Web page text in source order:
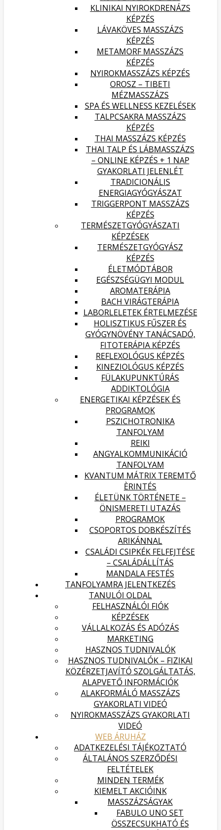
KLINIKAI NYIROKDRENÁZS
KÉPZÉS
LÁVAKÖVES MASSZÁZS
KÉPZÉS
METAMORF MASSZÁZS
KÉPZÉS
NYIROKMASSZÁZS KÉPZÉS
OROSZ – TIBETI
MÉZMASSZÁZS
SPA ÉS WELLNESS KEZELÉSEK
TALPCSAKRA MASSZÁZS
KÉPZÉS
THAI MASSZÁZS KÉPZÉS
THAI TALP ÉS LÁBMASSZÁZS
– ONLINE KÉPZÉS + 1 NAP
GYAKORLATI JELENLÉT
TRADICIONÁLIS
ENERGIAGYÓGYÁSZAT
TRIGGERPONT MASSZÁZS
KÉPZÉS
TERMÉSZETGYÓGYÁSZATI
KÉPZÉSEK
TERMÉSZETGYÓGYÁSZ
KÉPZÉS
ÉLETMÓDTÁBOR
EGÉSZSÉGÜGYI MODUL
AROMATERÁPIA
BACH VIRÁGTERÁPIA
LABORLELETEK ÉRTELMEZÉSE
HOLISZTIKUS FŰSZER ÉS
GYÓGYNÖVÉNY TANÁCSADÓ,
FITOTERÁPIA KÉPZÉS
REFLEXOLÓGUS KÉPZÉS
KINEZIOLÓGUS KÉPZÉS
FÜLAKUPUNKTÚRÁS
ADDIKTOLÓGIA
ENERGETIKAI KÉPZÉSEK ÉS
PROGRAMOK
PSZICHOTRONIKA
TANFOLYAM
REIKI
ANGYALKOMMUNIKÁCIÓ
TANFOLYAM
KVANTUM MÁTRIX TEREMTŐ
ÈRINTÉS
ÉLETÜNK TÖRTÉNETE –
ÖNISMERETI UTAZÁS
PROGRAMOK
CSOPORTOS DOBKÉSZÍTÉS
ARIKÁNNAL
CSALÁDI CSIPKÉK FELFEJTÉSE
– CSALÁDÁLLÍTÁS
MANDALA FESTÉS
TANFOLYAMRA JELENTKEZÉS
TANULÓI OLDAL
FELHASZNÁLÓI FIÓK
KÉPZÉSEK
VÁLLALKOZÁS ÉS ADÓZÁS
MARKETING
HASZNOS TUDNIVALÓK
HASZNOS TUDNIVALÓK – FIZIKAI
KÖZÉRZETJAVÍTÓ SZOLGÁLTATÁS,
ALAPVETŐ INFORMÁCIÓK
ALAKFORMÁLÓ MASSZÁZS
GYAKORLATI VIDEÓ
NYIROKMASSZÁZS GYAKORLATI
VIDEÓ
WEB ÁRUHÁZ
ADATKEZELÉSI TÁJÉKOZTATÓ
ÁLTALÁNOS SZERZŐDÉSI
FELTÉTELEK
MINDEN TERMÉK
KIEMELT AKCIÓINK
MASSZÁZSÁGYAK
FABULO UNO SET
ÖSSZECSUKHATÓ ÉS